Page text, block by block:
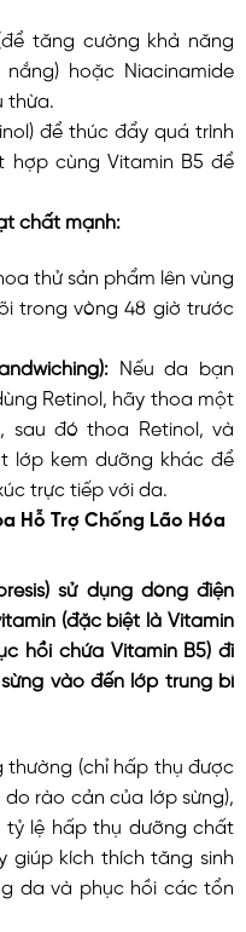
tăng cường khả năng
hoặc Niacinamide
thừa.
để thúc đẩy quá trình
cùng Vitamin B5 để
chất mạnh:
thử sản phẩm lên vùng
trong vòng 48 giờ trước
Nếu da bạn
Retinol, hãy thoa một
sau đó thoa Retinol, và
lớp kem dưỡng khác để
trực tiếp với da.
Hỗ Trợ Chống Lão Hóa
sử dụng dòng điện
(đặc biệt là Vitamin
hồi chứa Vitamin B5) đi
vào đến lớp trung bì
thường (chỉ hấp thụ được
rào cản của lớp sừng),
tỷ lệ hấp thụ dưỡng chất
giúp kích thích tăng sinh
da và phục hồi các tổn